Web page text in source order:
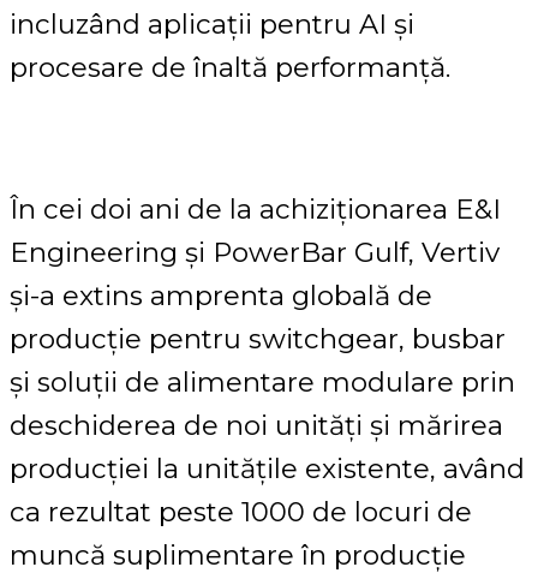
incluzând aplicații pentru AI și
procesare de înaltă performanță.
În cei doi ani de la achiziționarea E&I
Engineering și PowerBar Gulf, Vertiv
și-a extins amprenta globală de
producție pentru switchgear, busbar
și soluții de alimentare modulare prin
deschiderea de noi unități și mărirea
producției la unitățile existente, având
ca rezultat peste 1000 de locuri de
muncă suplimentare în producție